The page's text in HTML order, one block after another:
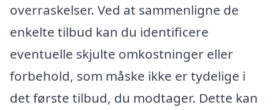
overraskelser. Ved at sammenligne de
enkelte tilbud kan du identificere
eventuelle skjulte omkostninger eller
forbehold, som måske ikke er tydelige i
det første tilbud, du modtager. Dette kan